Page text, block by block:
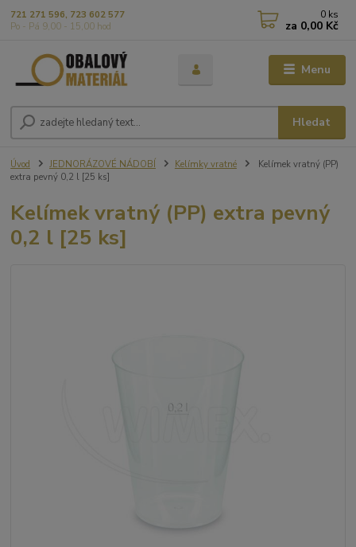
Menu
Hledat
721 271 596, 723 602 577
Po - Pá 9,00 - 15,00 hod
0 ks
za 0,00 Kč
Úvod JEDNORÁZOVÉ NÁDOBÍ Kelímky vratné
Kelímek vratný (PP)
extra pevný 0,2 l [25 ks]
Kelímek vratný (PP) extra pevný
0,2 l [25 ks]